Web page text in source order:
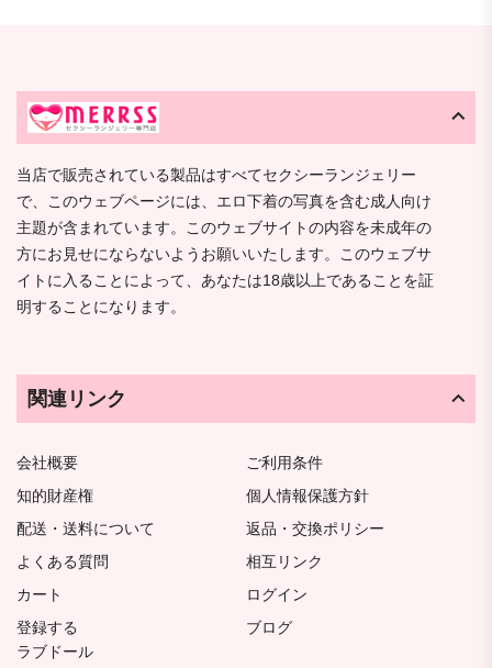
当店で販売されている製品はすべてセクシーランジェリー
で、このウェブページには、エロ下着の写真を含む成人向け
主題が含まれています。このウェブサイトの内容を未成年の
方にお見せにならないようお願いいたします。このウェブサ
イトに入ることによって、あなたは18歳以上であることを証
明することになります。
関連リンク
会社概要
ご利用条件
知的財産権
個人情報保護方針
配送・送料について
返品・交換ポリシー
よくある質問
相互リンク
カート
ログイン
登録する
ブログ
ラブドール